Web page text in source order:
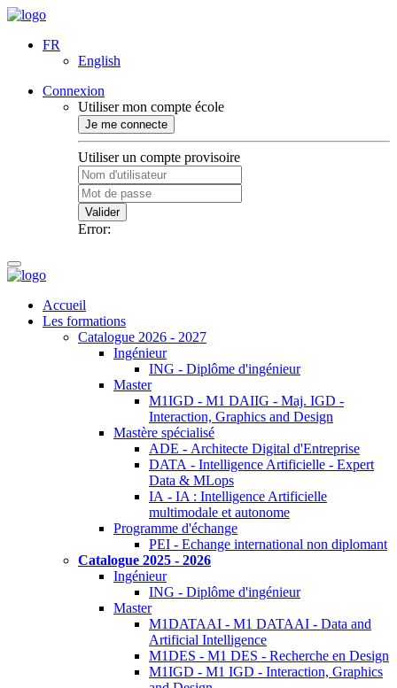
FR
English
Connexion
Utiliser mon compte école
Je me connecte
Utiliser un compte provisoire
Valider
Error:
Accueil
Les formations
Catalogue 2026 - 2027
Ingénieur
ING - Diplôme d'ingénieur
Master
M1IGD - M1 DAIIG - Maj. IGD -
Interaction, Graphics and Design
Mastère spécialisé
ADE - Architecte Digital d'Entreprise
DATA - Intelligence Artificielle - Expert
Data & MLops
IA - IA : Intelligence Artificielle
multimodale et autonome
Programme d'échange
PEI - Echange international non diplomant
Catalogue 2025 - 2026
Ingénieur
ING - Diplôme d'ingénieur
Master
M1DATAAI - M1 DATAAI - Data and
Artificial Intelligence
M1DES - M1 DES - Recherche en Design
M1IGD - M1 IGD - Interaction, Graphics